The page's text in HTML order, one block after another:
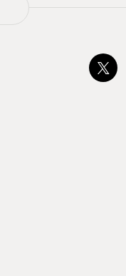
型のローグライ
をクリアしたら
う気持ちを揺る